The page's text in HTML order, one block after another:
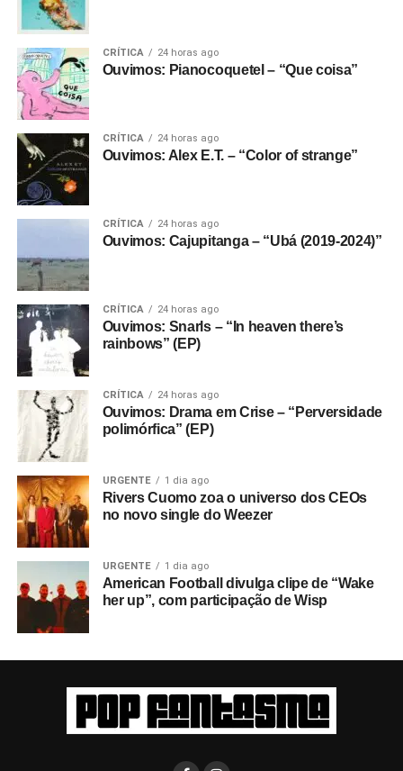
CRÍTICA 24 horas ago
Ouvimos: Pianocoquetel – “Que coisa”
CRÍTICA 24 horas ago
Ouvimos: Alex E.T. – “Color of strange”
CRÍTICA 24 horas ago
Ouvimos: Cajupitanga – “Ubá (2019-2024)”
CRÍTICA 24 horas ago
Ouvimos: Snarls – “In heaven there’s
rainbows” (EP)
CRÍTICA 24 horas ago
Ouvimos: Drama em Crise – “Perversidade
polimórfica” (EP)
URGENTE 1 dia ago
Rivers Cuomo zoa o universo dos CEOs
no novo single do Weezer
URGENTE 1 dia ago
American Football divulga clipe de “Wake
her up”, com participação de Wisp